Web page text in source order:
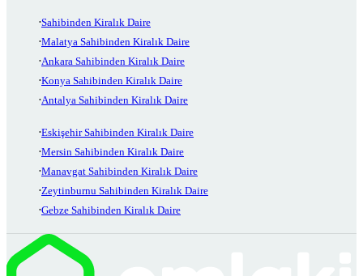
Sahibinden Kiralık Daire
Malatya Sahibinden Kiralık Daire
Ankara Sahibinden Kiralık Daire
Konya Sahibinden Kiralık Daire
Antalya Sahibinden Kiralık Daire
Eskişehir Sahibinden Kiralık Daire
Mersin Sahibinden Kiralık Daire
Manavgat Sahibinden Kiralık Daire
Zeytinburnu Sahibinden Kiralık Daire
Gebze Sahibinden Kiralık Daire